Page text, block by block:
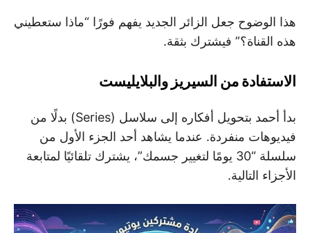
هذا الوضوح جعل الزائر الجديد يفهم فورًا “ماذا ستعطيني
هذه القناة؟” فيشترك بثقة.
الاستفادة من السيريز والبلايليست
بدأ أحمد بتحويل أفكاره إلى سلاسل (Series) بدلًا من
فيديوهات منفردة. عندما يشاهد أحد الجزء الأول من
سلسلة “30 يومًا لتغيير جسمك”، يشترك تلقائيًا لمتابعة
الأجزاء التالية.